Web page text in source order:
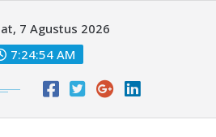
7 Agustus 2026
7:24:56 AM